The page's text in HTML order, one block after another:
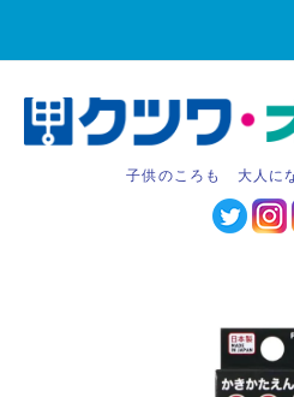
子供のころも 大人に